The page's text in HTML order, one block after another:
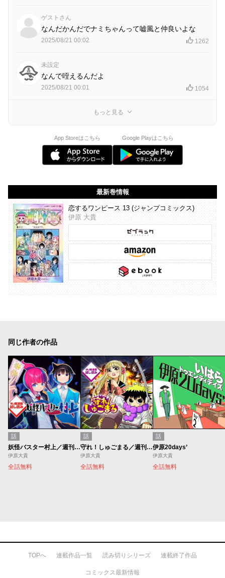
ゲストさん
なんだかんだでナミちゃんって嘘風と仲良いよな
2025/08/21 00:02 1262
未設定
なんで咥えるんだよ
2025/08/21 00:01 1054
もっと見る
App Storeはこちら Google Playはこちら
最新巻情報
恋するワンピース 13 (ジャンプコミックス)
伊原 大貴
同じ作者の作品
話
妖怪バスター村上／週刊少年ジャンプ新連載試し読み
伊原大貴
全話無料
話
守れ！しゅごまる／週刊少年ジャンプ新連載試し読み
伊原大貴
全話無料
話
伊原20days’
伊原大貴
全話無料
TOPへ 連載作品一覧 読み切りシリーズ 連載終了作品
コミックス最新情報